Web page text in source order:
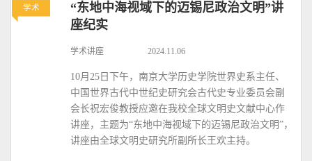
学术
“东地中海视域下的迈锡尼政治文明”讲
座纪实
学术讲座 2024.11.06
10月25日下午，南京大学历史学院世界史系主任、
中国世界古代中世纪史研究会古代史专业委员会副
会长祝宏俊教授应邀在我校全球文明史文献中心作
讲座，主题为“东地中海视域下的迈锡尼政治文明”，
讲座由全球文明史研究所副所长王欢主持。